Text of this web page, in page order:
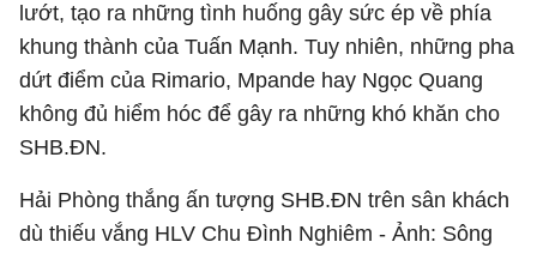
lướt, tạo ra những tình huống gây sức ép về phía
khung thành của Tuấn Mạnh. Tuy nhiên, những pha
dứt điểm của Rimario, Mpande hay Ngọc Quang
không đủ hiểm hóc để gây ra những khó khăn cho
SHB.ĐN.
Hải Phòng thắng ấn tượng SHB.ĐN trên sân khách
dù thiếu vắng HLV Chu Đình Nghiêm - Ảnh: Sông